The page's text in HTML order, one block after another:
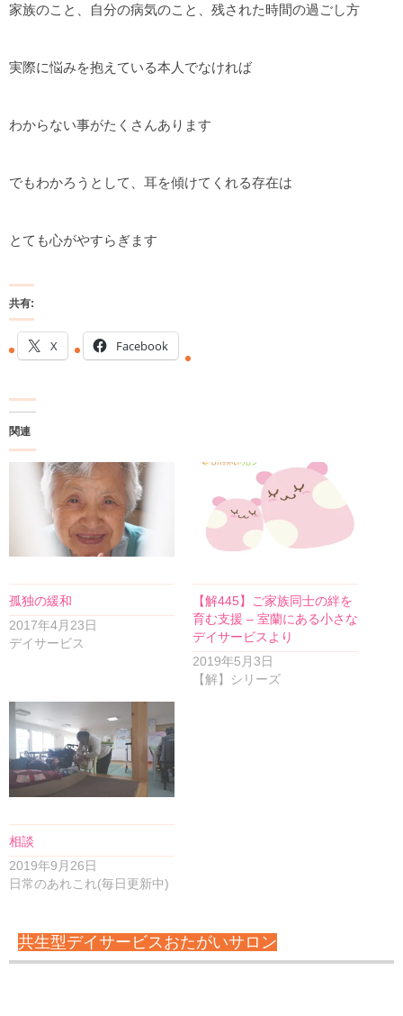
家族のこと、自分の病気のこと、残された時間の過ごし方
実際に悩みを抱えている本人でなければ
わからない事がたくさんあります
でもわかろうとして、耳を傾けてくれる存在は
とても心がやすらぎます
共有:
X Facebook
関連
孤独の緩和
2017年4月23日
デイサービス
【解445】ご家族同士の絆を
育む支援 – 室蘭にある小さな
デイサービスより
2019年5月3日
【解】シリーズ
相談
2019年9月26日
日常のあれこれ(毎日更新中)
共生型デイサービスおたがいサロン